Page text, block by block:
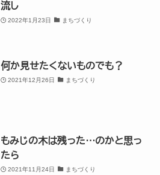
流し
2022年1月23日 まちづくり
何か見せたくないものでも？
2021年12月26日 まちづくり
もみじの木は残った…のかと思っ
たら
2021年11月24日 まちづくり